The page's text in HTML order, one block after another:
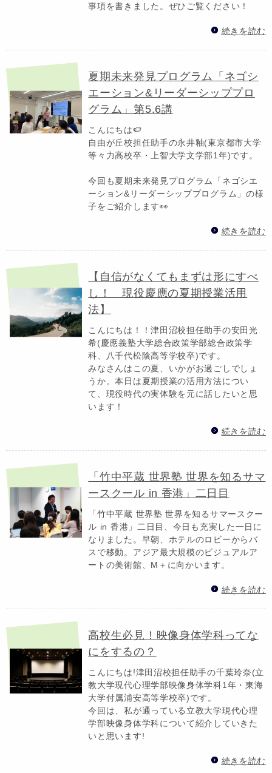
事項を書きました。ぜひご覧ください！
続きを読む
夏期未来発見プログラム「ネゴシ
エーション&リーダーシッププロ
グラム」第5.6講
こんにちは🍉
自由が丘校担任助手の永井釉(東京都市大学
等々力高校卒・上智大学文学部1年)です。
今回も夏期未来発見プログラム「ネゴシエ
ーション&リーダーシッププログラム」の様
子をご紹介します👀
続きを読む
【自信がなくてもまずは形にすべ
し！ 現役慶應の夏期授業活用
法】
こんにちは！！津田沼校担任助手の安田光
希(慶應義塾大学総合政策学部総合政策学
科、八千代松陰高等学校卒)です。
みなさんはこの夏、いかがお過ごしでしょ
うか。本日は夏期授業の活用方法につい
て、現役時代の実体験を元に話したいと思
います！
続きを読む
「竹中平蔵 世界塾 世界を知るサマ
ースクール in 香港」二日目
「竹中平蔵 世界塾 世界を知るサマースクー
ル in 香港」二日目、今日も充実した一日に
なりました。早朝、ホテルのロビーからバ
スで移動。アジア最大規模のビジュアルア
ートの美術館、M＋に向かいます。
続きを読む
高校生必見！映像身体学科ってな
にをするの？
こんにちは!津田沼校担任助手の千葉玲奈(立
教大学現代心理学部映像身体学科1年・東海
大学付属浦安高等学校卒)です。
今回は、私が通っている立教大学現代心理
学部映像身体学科について紹介していきた
いと思います!
続きを読む